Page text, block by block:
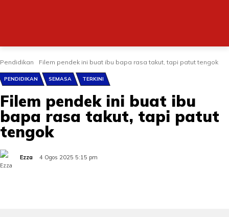
Pendidikan Filem pendek ini buat ibu bapa rasa takut, tapi patut tengok
PENDIDIKAN SEMASA TERKINI
Filem pendek ini buat ibu
bapa rasa takut, tapi patut
tengok
Ezza 4 Ogos 2025 5:15 pm